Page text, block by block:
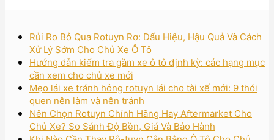
Rủi Ro Bỏ Qua Rotuyn Rơ: Dấu Hiệu, Hậu Quả Và Cách
Xử Lý Sớm Cho Chủ Xe Ô Tô
Hướng dẫn kiểm tra gầm xe ô tô định kỳ: các hạng mục
cần xem cho chủ xe mới
Mẹo lái xe tránh hỏng rotuyn lái cho tài xế mới: 9 thói
quen nên làm và nên tránh
Nên Chọn Rotuyn Chính Hãng Hay Aftermarket Cho
Chủ Xe? So Sánh Độ Bền, Giá Và Bảo Hành